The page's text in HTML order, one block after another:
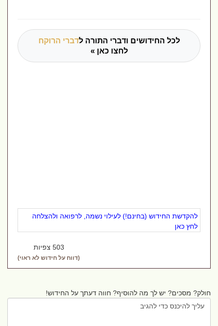
לכל החידושים ודברי התורה לדברי הרוקח
לחצו כאן »
להקדשת החידוש (בחינם!) לעילוי נשמה, לרפואה ולהצלחה
לחץ כאן
503 צפיות
(דווח על חידוש לא ראוי)
חולק? מסכים? יש לך מה להוסיף? חווה דעתך על החידוש!